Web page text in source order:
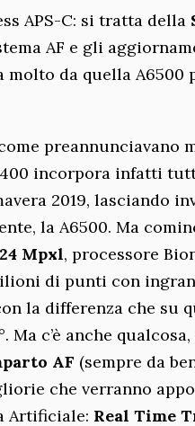
APS-C: si tratta della
AF e gli
da quella A6500
incorpora infatti
2019, lasciando
la A6500. Ma
Mpxl, processore
di punti con
la differenza che su
Ma c’è anche
AF (sempre da
che verranno
Artificiale: Real Time